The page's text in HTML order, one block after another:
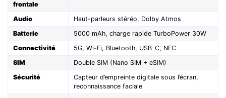
frontale
Audio
Haut-parleurs stéréo, Dolby Atmos
Batterie
5000 mAh, charge rapide TurboPower 30W
Connectivité
5G, Wi-Fi, Bluetooth, USB-C, NFC
SIM
Double SIM (Nano SIM + eSIM)
Sécurité
Capteur d’empreinte digitale sous l’écran,
reconnaissance faciale